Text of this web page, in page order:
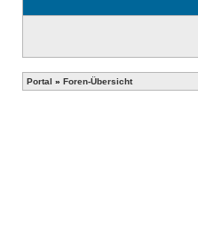
Portal » Foren-Übersicht